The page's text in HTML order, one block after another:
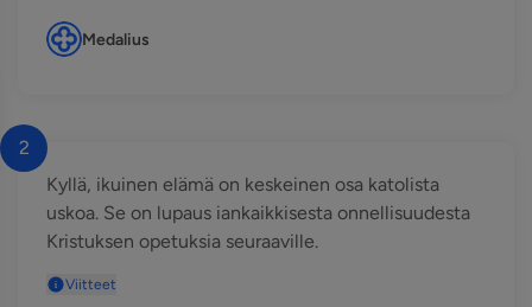
Medalius
2
Kyllä, ikuinen elämä on keskeinen osa katolista
uskoa. Se on lupaus iankaikkisesta onnellisuudesta
Kristuksen opetuksia seuraaville.
Viitteet